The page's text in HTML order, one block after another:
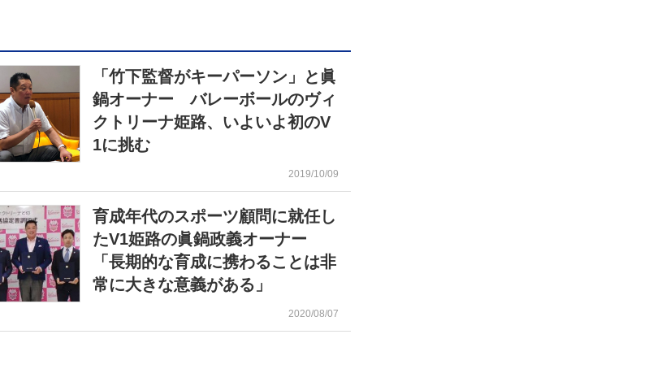
「竹下監督がキーパーソン」と眞
鍋オーナー バレーボールのヴィ
クトリーナ姫路、いよいよ初のV
1に挑む
2019/10/09
育成年代のスポーツ顧問に就任し
たV1姫路の眞鍋政義オーナー
「長期的な育成に携わることは非
常に大きな意義がある」
2020/08/07